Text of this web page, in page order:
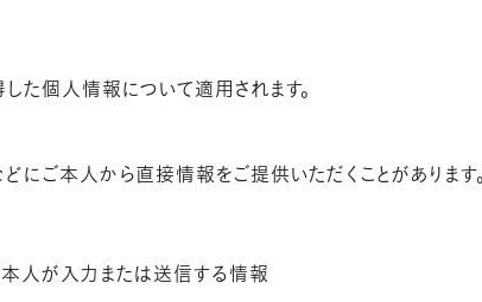
個人情報について適用されます。
にご本人から直接情報をご提供いただくことがあります。
人が入力または送信する情報